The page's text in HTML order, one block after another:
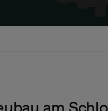
am